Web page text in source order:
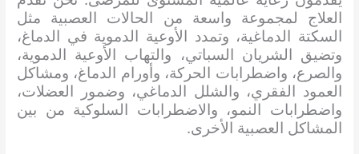
العلاج لمجموعة واسعة من الحالات العصبية مثل
السكتة الدماغية، وتمدد الأوعية الدموية في الدماغ،
وتضيق الشريان السباتي، والتهاب الأوعية الدموية،
والصرع، واضطرابات الحركة، وأورام الدماغ، ومشاكل
العمود الفقري، والشلل الدماغي، وضمور العضلات،
واضطرابات النمو، والاضطرابات السلوكية من بين
المشاكل العصبية الأخرى.